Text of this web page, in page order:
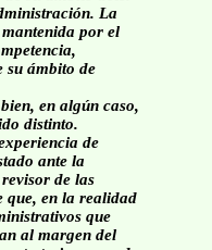
La
por el
su ámbito de
en algún caso,
distinto.
de
ante la
de las
que, en la realidad
que
al margen del